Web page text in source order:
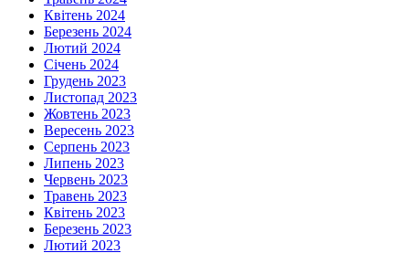
Квітень 2024
Березень 2024
Лютий 2024
Січень 2024
Грудень 2023
Листопад 2023
Жовтень 2023
Вересень 2023
Серпень 2023
Липень 2023
Червень 2023
Травень 2023
Квітень 2023
Березень 2023
Лютий 2023